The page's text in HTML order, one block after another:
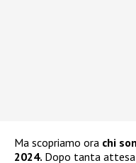
Ma scopriamo ora chi
2024. Dopo tanta